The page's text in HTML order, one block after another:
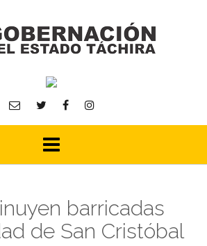
barricadas
de San Cristóbal